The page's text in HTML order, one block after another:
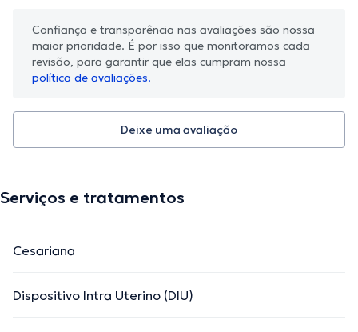
Confiança e transparência nas avaliações são nossa
maior prioridade. É por isso que monitoramos cada
revisão, para garantir que elas cumpram nossa
política de avaliações.
Deixe uma avaliação
Serviços e tratamentos
Cesariana
Dispositivo Intra Uterino (DIU)